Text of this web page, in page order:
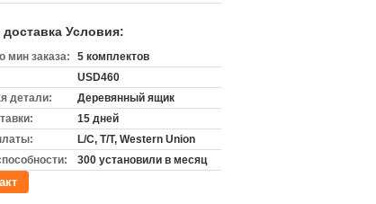
Условия:
мин заказа:
5 комплектов
USD460
детали:
Деревянный ящик
15 дней
L/C, T/T, Western Union
300 установили в месяц